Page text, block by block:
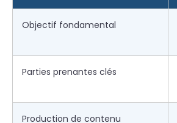
Objectif fondamental
Parties prenantes clés
Production de contenu